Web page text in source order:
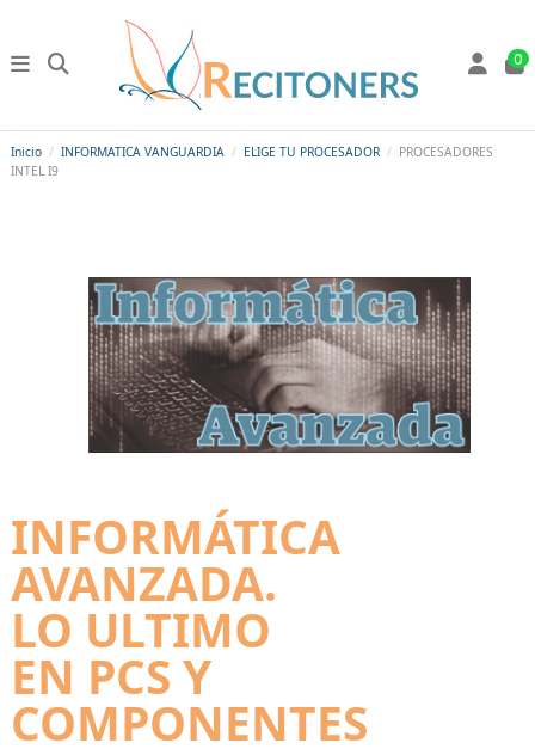
0
Inicio INFORMATICA VANGUARDIA ELIGE TU PROCESADOR
PROCESADORES
INTEL I9
INFORMÁTICA
AVANZADA.
LO ULTIMO
EN PCS Y
COMPONENTES